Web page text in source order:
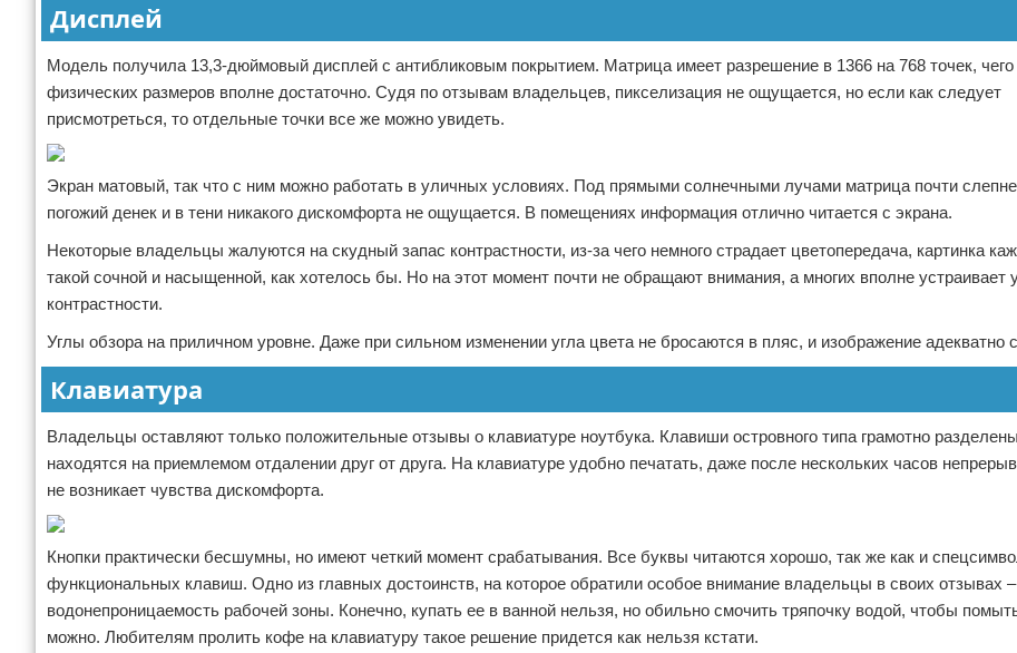
Дисплей
Модель получила 13,3-дюймовый дисплей с антибликовым покрытием. Матрица имеет разрешение в 1366 на 768 точек, чего
физических размеров вполне достаточно. Судя по отзывам владельцев, пикселизация не ощущается, но если как следует
присмотреться, то отдельные точки все же можно увидеть.
Экран матовый, так что с ним можно работать в уличных условиях. Под прямыми солнечными лучами матрица почти
погожий денек и в тени никакого дискомфорта не ощущается. В помещениях информация отлично читается с экрана.
Некоторые владельцы жалуются на скудный запас контрастности, из-за чего немного страдает цветопередача, картинка
такой сочной и насыщенной, как хотелось бы. Но на этот момент почти не обращают внимания, а многих вполне устраивает
контрастности.
Углы обзора на приличном уровне. Даже при сильном изменении угла цвета не бросаются в пляс, и изображение адекватно
Клавиатура
Владельцы оставляют только положительные отзывы о клавиатуре ноутбука. Клавиши островного типа грамотно
находятся на приемлемом отдалении друг от друга. На клавиатуре удобно печатать, даже после нескольких часов
не возникает чувства дискомфорта.
Кнопки практически бесшумны, но имеют четкий момент срабатывания. Все буквы читаются хорошо, так же как и
функциональных клавиш. Одно из главных достоинств, на которое обратили особое внимание владельцы в своих отзывах
водонепроницаемость рабочей зоны. Конечно, купать ее в ванной нельзя, но обильно смочить тряпочку водой, чтобы
можно. Любителям пролить кофе на клавиатуру такое решение придется как нельзя кстати.